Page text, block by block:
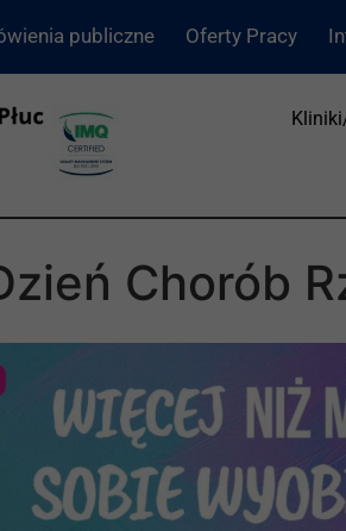
publiczne Oferty Pracy
Chorób